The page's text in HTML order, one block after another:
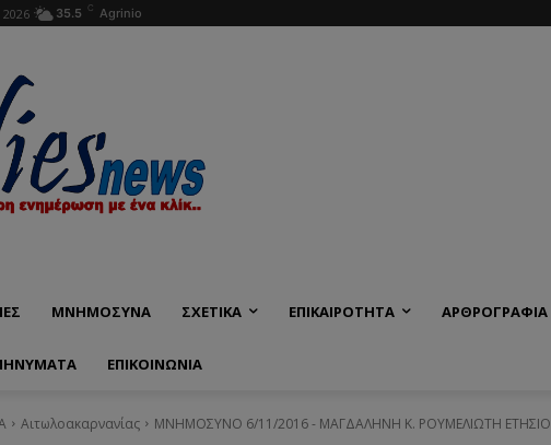
35.5 C Agrinio
ΜΝΗΜΟΣΥΝΑ ΣΧΕΤΙΚΑ ΕΠΙΚΑΙΡΟΤΗΤΑ ΑΡΘΡΟΓΡΑΦΙΑ
ΕΠΙΚΟΙΝΩΝΊΑ
Αιτωλοακαρνανίας ΜΝΗΜΟΣΥΝΟ 6/11/2016 - ΜΑΓΔΑΛΗΝΗ Κ. ΡΟΥΜΕΛΙΩΤΗ ΕΤΗΣΙΟ